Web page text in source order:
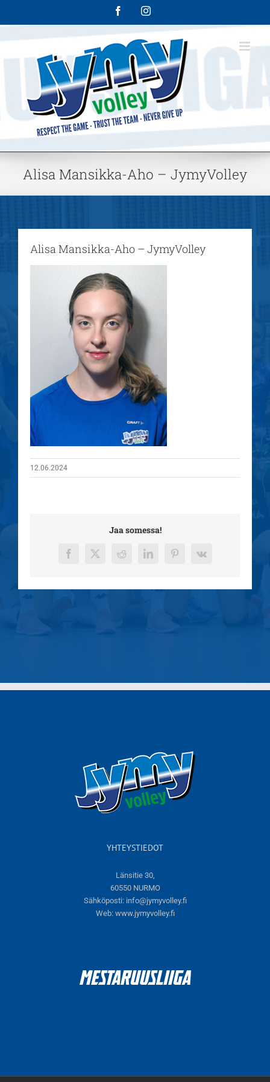
FacebookInstagram
Alisa Mansikka-Aho – JymyVolley
Alisa Mansikka-Aho – JymyVolley
12.06.2024
Jaa somessa!
Facebook
X RedditLinkedInPinterest
Vk
YHTEYSTIEDOT
Länsitie 30,
60550 NURMO
Sähköposti: info@jymyvolley.fi
Web: www.jymyvolley.fi